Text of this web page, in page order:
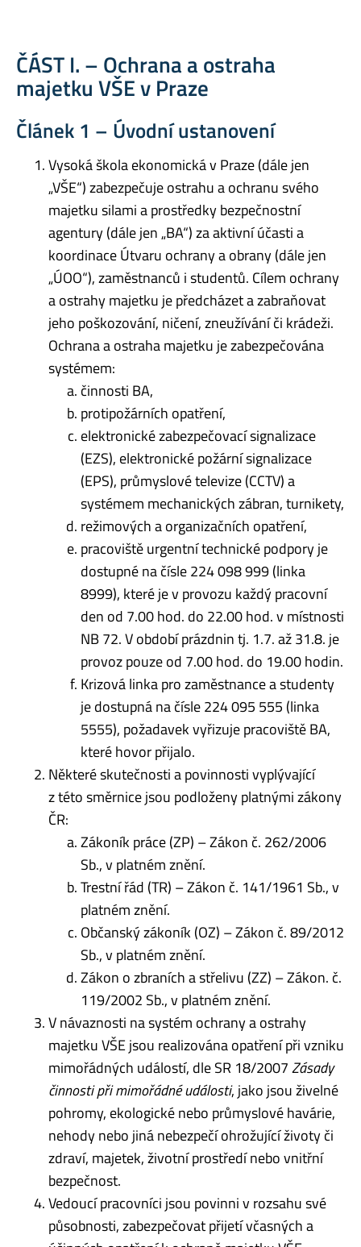
ČÁST I. – Ochrana a ostraha
majetku VŠE v Praze
Článek 1 – Úvodní ustanovení
Vysoká škola ekonomická v Praze (dále jen
„VŠE“) zabezpečuje ostrahu a ochranu svého
majetku silami a prostředky bezpečnostní
agentury (dále jen „BA“) za aktivní účasti a
koordinace Útvaru ochrany a obrany (dále jen
„ÚOO“), zaměstnanců i studentů. Cílem ochrany
a ostrahy majetku je předcházet a zabraňovat
jeho poškozování, ničení, zneužívání či krádeži.
Ochrana a ostraha majetku je zabezpečována
systémem:
činnosti BA,
protipožárních opatření,
elektronické zabezpečovací signalizace
(EZS), elektronické požární signalizace
(EPS), průmyslové televize (CCTV) a
systémem mechanických zábran, turnikety,
režimových a organizačních opatření,
pracoviště urgentní technické podpory je
dostupné na čísle 224 098 999 (linka
8999), které je v provozu každý pracovní
den od 7.00 hod. do 22.00 hod. v místnosti
NB 72. V období prázdnin tj. 1.7. až 31.8. je
provoz pouze od 7.00 hod. do 19.00 hodin.
Krizová linka pro zaměstnance a studenty
je dostupná na čísle 224 095 555 (linka
5555), požadavek vyřizuje pracoviště BA,
které hovor přijalo.
Některé skutečnosti a povinnosti vyplývající
z této směrnice jsou podloženy platnými zákony
ČR:
Zákoník práce (ZP) – Zákon č. 262/2006
Sb., v platném znění.
Trestní řád (TR) – Zákon č. 141/1961 Sb., v
platném znění.
Občanský zákoník (OZ) – Zákon č. 89/2012
Sb., v platném znění.
Zákon o zbraních a střelivu (ZZ) – Zákon. č.
119/2002 Sb., v platném znění.
V návaznosti na systém ochrany a ostrahy
majetku VŠE jsou realizována opatření při vzniku
mimořádných událostí, dle SR 18/2007Zásady
činnosti při mimořádné události, jako jsou živelné
pohromy, ekologické nebo průmyslové havárie,
nehody nebo jiná nebezpečí ohrožující životy či
zdraví, majetek, životní prostředí nebo vnitřní
bezpečnost.
Vedoucí pracovníci jsou povinni v rozsahu své
působnosti, zabezpečovat přijetí včasných a